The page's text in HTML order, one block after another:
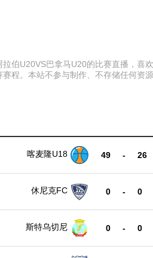
伯U20VS巴拿马U20的比赛直播，
程。本站不参与制作、不存储任何
喀麦隆U18 49 - 26
休尼克FC 0 - 0
斯特乌切尼 0 - 0